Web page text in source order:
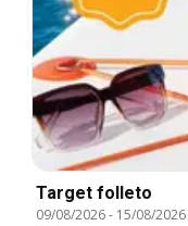
Target folleto
09/08/2026- 15/08/2026